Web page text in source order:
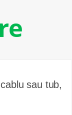
sau tub,